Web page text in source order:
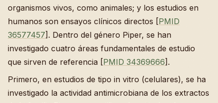
organismos vivos, como animales; y los estudios en
humanos son ensayos clínicos directos [PMID
36577457]. Dentro del género Piper, se han
investigado cuatro áreas fundamentales de estudio
que sirven de referencia [PMID 34369666].
Primero, en estudios de tipo in vitro (celulares), se ha
investigado la actividad antimicrobiana de los extractos